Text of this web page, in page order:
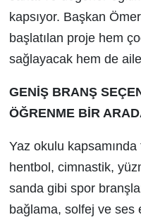
kapsıyor. Başkan
başlatılan proje hem
sağlayacak hem de
GENİŞ BRANŞ
ÖĞRENME BİR
Yaz okulu
hentbol, cimnastik,
sanda gibi spor
bağlama, solfej ve ses